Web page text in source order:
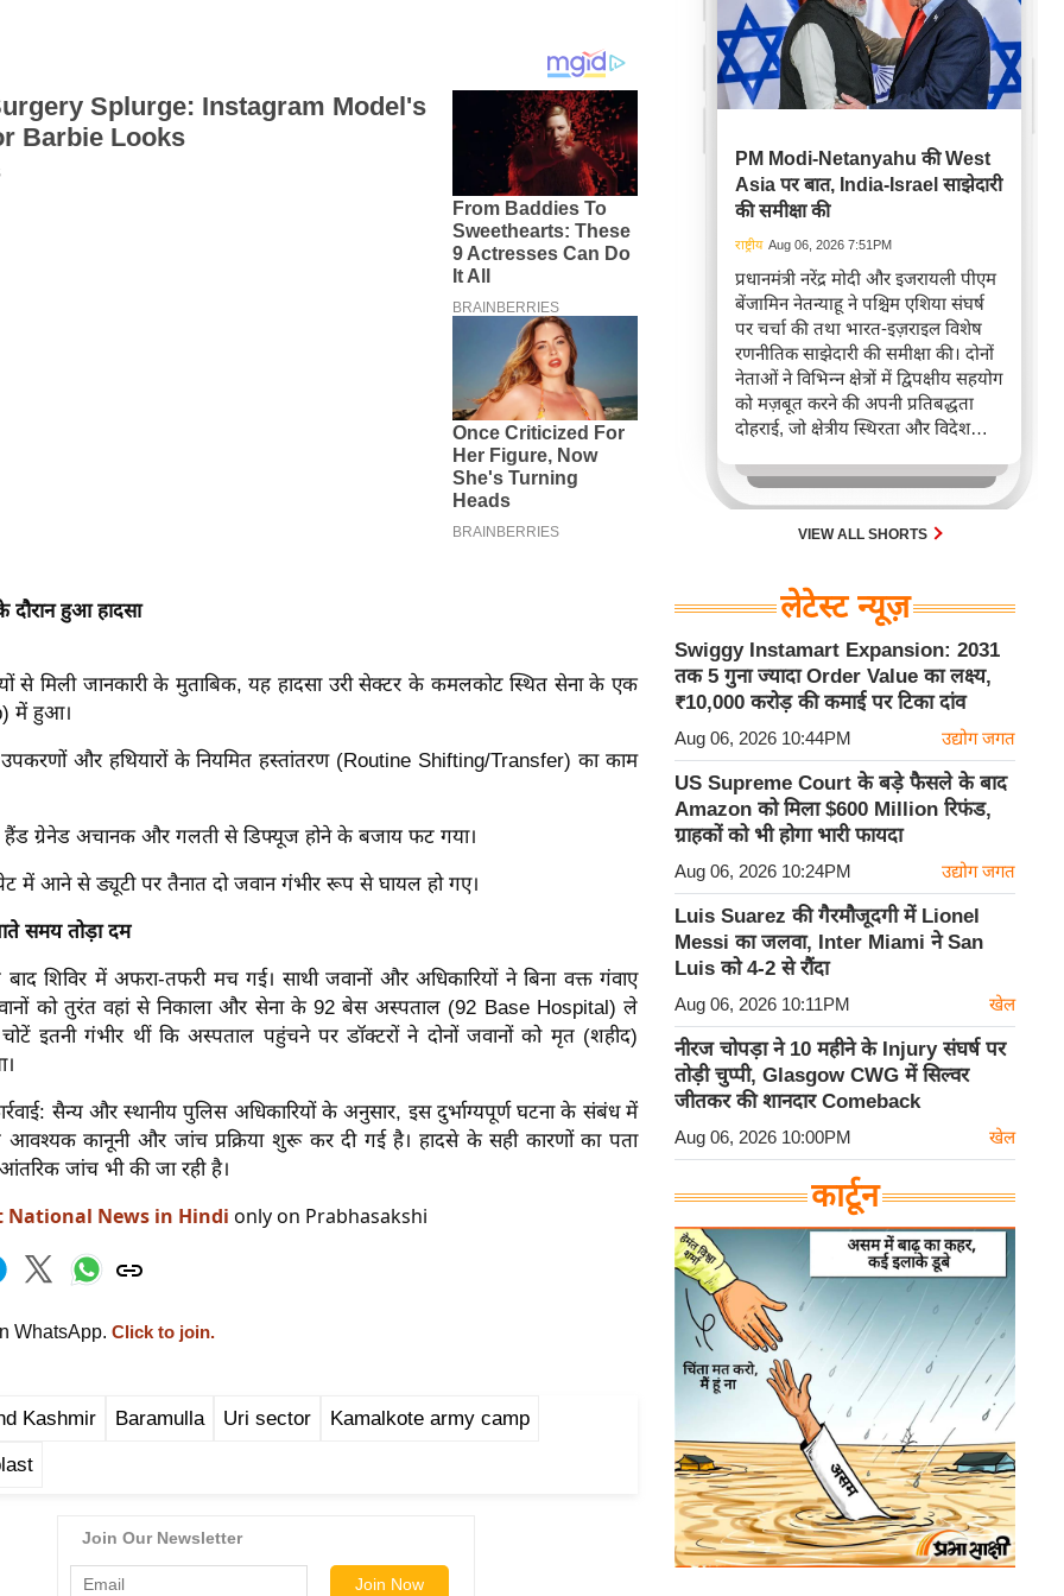
दौरान हुआ हादसा
से मिली जानकारी के मुताबिक, यह हादसा उरी सेक्टर के कमलकोट स्थित सेना के एक
में हुआ।
उपकरणों और हथियारों के नियमित हस्तांतरण (Routine Shifting/Transfer) का काम
हैंड ग्रेनेड अचानक और गलती से डिफ्यूज होने के बजाय फट गया।
में आने से ड्यूटी पर तैनात दो जवान गंभीर रूप से घायल हो गए।
समय तोड़ा दम
शिविर में अफरा-तफरी मच गई। साथी जवानों और अधिकारियों ने बिना वक्त गंवाए
को तुरंत वहां से निकाला और सेना के 92 बेस अस्पताल (92 Base Hospital) ले
चोटें इतनी गंभीर थीं कि अस्पताल पहुंचने पर डॉक्टरों ने दोनों जवानों को मृत (शहीद)
सैन्य और स्थानीय पुलिस अधिकारियों के अनुसार, इस दुर्भाग्यपूर्ण घटना के संबंध में
कानूनी और जांच प्रक्रिया शुरू कर दी गई है। हादसे के सही कारणों का पता
जांच भी की जा रही है।
National News in Hindi only on Prabhasakshi
WhatsApp. Click to join.
Kashmir Baramulla Uri sector Kamalkote army camp
PM Modi-Netanyahu की West
Asia पर बात, India-Israel साझेदारी
की समीक्षा की
राष्ट्रीय Aug 06, 2026 7:51PM
प्रधानमंत्री नरेंद्र मोदी और इजरायली पीएम
बेंजामिन नेतन्याहू ने पश्चिम एशिया संघर्ष
पर चर्चा की तथा भारत-इज़राइल विशेष
रणनीतिक साझेदारी की समीक्षा की। दोनों
नेताओं ने विभिन्न क्षेत्रों में द्विपक्षीय सहयोग
को मज़बूत करने की अपनी प्रतिबद्धता
दोहराई, जो क्षेत्रीय स्थिरता और विदेश
करता है।
VIEW ALL SHORTS
लेटेस्ट न्यूज़
Swiggy Instamart Expansion: 2031
तक 5 गुना ज्यादा Order Value का लक्ष्य,
₹10,000 करोड़ की कमाई पर टिका दांव
Aug 06, 2026 10:44PM उद्योग जगत
US Supreme Court के बड़े फैसले के बाद
Amazon को मिला $600 Million रिफंड,
ग्राहकों को भी होगा भारी फायदा
Aug 06, 2026 10:24PM उद्योग जगत
Luis Suarez की गैरमौजूदगी में Lionel
Messi का जलवा, Inter Miami ने San
Luis को 4-2 से रौंदा
Aug 06, 2026 10:11PM खेल
नीरज चोपड़ा ने 10 महीने के Injury संघर्ष पर
तोड़ी चुप्पी, Glasgow CWG में सिल्वर
जीतकर की शानदार Comeback
Aug 06, 2026 10:00PM खेल
कार्टून